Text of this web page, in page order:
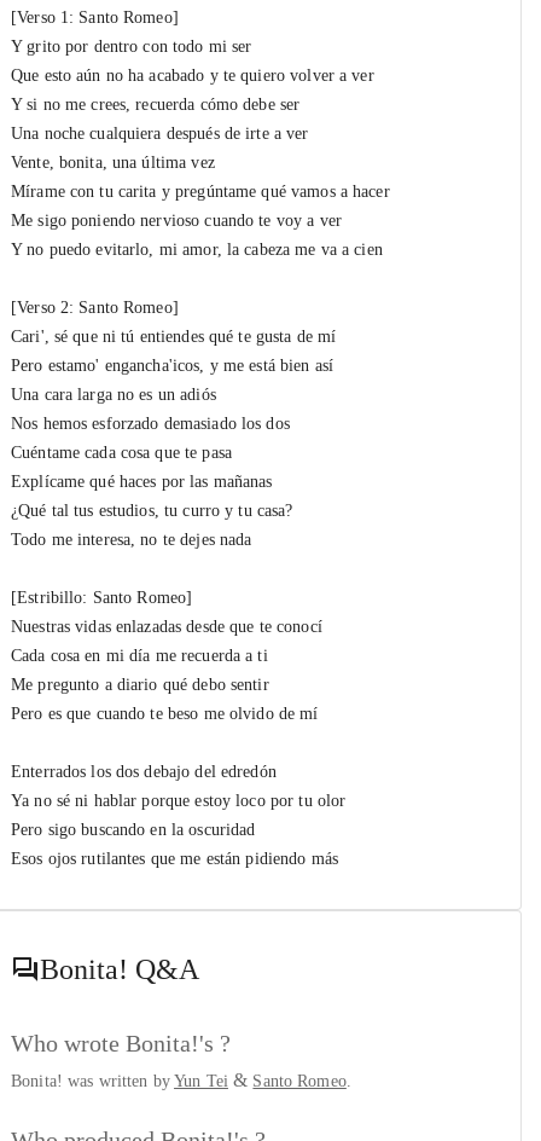
[Verso 1: Santo Romeo]
Y grito por dentro con todo mi ser
Que esto aún no ha acabado y tе quiero volver a ver
Y si no mе crees, recuerda cómo debe ser
Una noche cualquiera después de irte a ver
Vente, bonita, una última vez
Mírame con tu carita y pregúntame qué vamos a hacer
Me sigo poniendo nervioso cuando te voy a ver
Y no puedo evitarlo, mi amor, la cabeza me va a cien
[Verso 2: Santo Romeo]
Cari', sé que ni tú entiendes qué te gusta de mí
Pero estamo' engancha'icos, y me está bien así
Una cara larga no es un adiós
Nos hemos esforzado demasiado los dos
Cuéntame cada cosa que te pasa
Explícame qué haces por las mañanas
¿Qué tal tus estudios, tu curro y tu casa?
Todo me interesa, no te dejes nada
[Estribillo: Santo Romeo]
Nuestras vidas enlazadas desde que te conocí
Cada cosa en mi día me recuerda a ti
Me pregunto a diario qué debo sentir
Pero es que cuando te beso me olvido de mí
Enterrados los dos debajo del edredón
Ya no sé ni hablar porque estoy loco por tu olor
Pero sigo buscando en la oscuridad
Esos ojos rutilantes que me están pidiendo más
Bonita! Q&A
Who wrote Bonita!'s ?
Bonita! was written byYun Tei & Santo Romeo.